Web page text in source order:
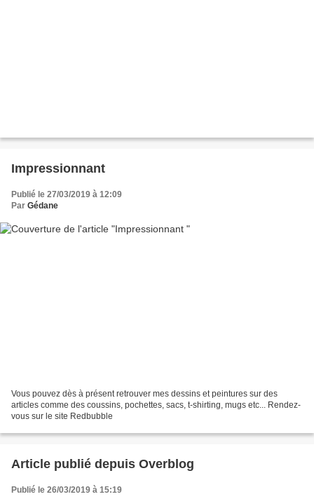
Impressionnant
Publié le 27/03/2019 à 12:09
Par Gédane
Vous pouvez dès à présent retrouver mes dessins et peintures sur des
articles comme des coussins, pochettes, sacs, t-shirting, mugs etc... Rendez-
vous sur le site Redbubble
Article publié depuis Overblog
Publié le 26/03/2019 à 15:19